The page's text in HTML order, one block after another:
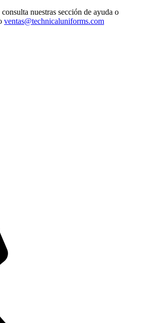
nuestras sección de ayuda o
ventas@technicaluniforms.com